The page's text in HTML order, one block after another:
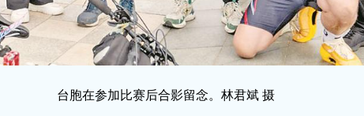
台胞在参加比赛后合影留念。林君斌 摄